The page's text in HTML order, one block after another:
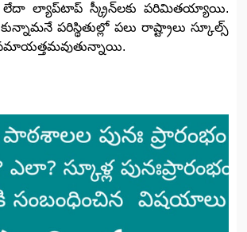
ల్యాప్‌టాప్ స్క్రీన్‌లకు పరిమితయ్యాయి.
పరిస్థితుల్లో పలు రాష్ట్రాలు స్కూల్స్‌